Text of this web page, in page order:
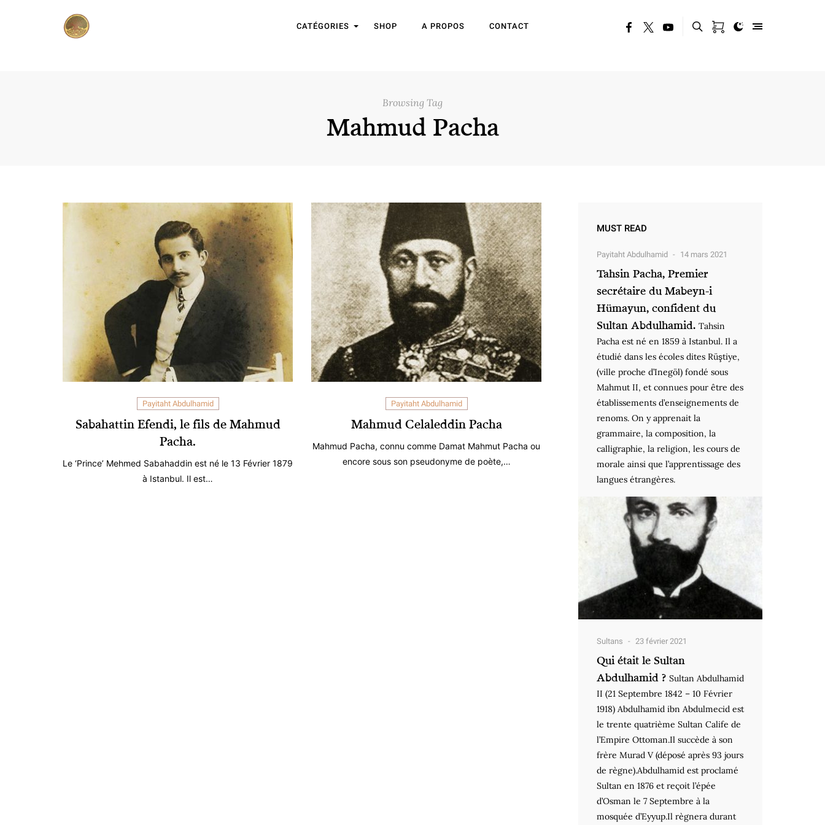
CATÉGORIES SHOP A PROPOS CONTACT
Browsing Tag
Mahmud Pacha
Payitaht Abdulhamid
Sabahattin Efendi, le fils de Mahmud
Pacha.
Le ‘Prince’ Mehmed Sabahaddin est né le 13 Février 1879
à Istanbul. Il est…
Payitaht Abdulhamid
Mahmud Celaleddin Pacha
Mahmud Pacha, connu comme Damat Mahmut Pacha ou
encore sous son pseudonyme de poète,…
MUST READ
Payitaht Abdulhamid 14 mars 2021
Tahsin Pacha, Premier
secrétaire du Mabeyn-i
Hümayun, confident du
Sultan Abdulhamid. Tahsin
Pacha est né en 1859 à Istanbul. Il a
étudié dans les écoles dites Rüştiye,
(ville proche d’Inegöl) fondé sous
Mahmut II, et connues pour être des
établissements d’enseignements de
renoms. On y apprenait la
grammaire, la composition, la
calligraphie, la religion, les cours de
morale ainsi que l’apprentissage des
langues étrangères.
Sultans 23 février 2021
Qui était le Sultan
Abdulhamid ? Sultan Abdulhamid
II (21 Septembre 1842 – 10 Février
1918) Abdulhamid ibn Abdulmecid est
le trente quatrième Sultan Calife de
l’Empire Ottoman.Il succède à son
frère Murad V (déposé après 93 jours
de règne).Abdulhamid est proclamé
Sultan en 1876 et reçoit l’épée
d’Osman le 7 Septembre à la
mosquée d’Eyyup.Il règnera durant